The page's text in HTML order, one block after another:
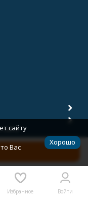
Избранное Войти
сайта
сайту
Вас
Хорошо